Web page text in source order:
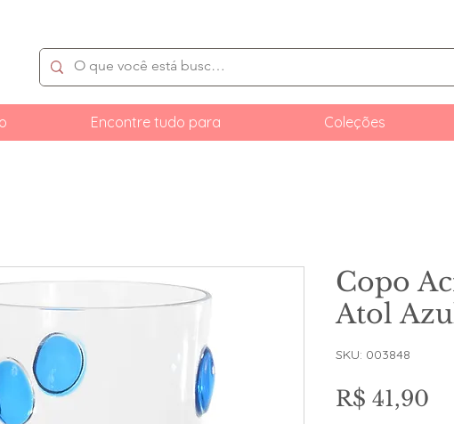
Encontre tudo para Coleções
Copo
Atol
SKU: 003848
R$ 41,90